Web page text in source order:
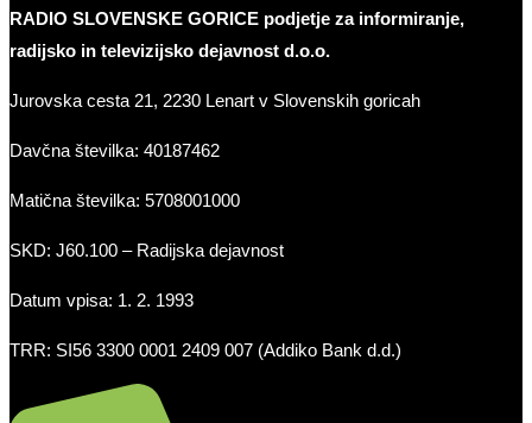
RADIO SLOVENSKE GORICE podjetje za informiranje,
radijsko in televizijsko dejavnost d.o.o.
Jurovska cesta 21, 2230 Lenart v Slovenskih goricah
Davčna številka: 40187462
Matična številka: 5708001000
SKD: J60.100 – Radijska dejavnost
Datum vpisa: 1. 2. 1993
TRR: SI56 3300 0001 2409 007 (Addiko Bank d.d.)